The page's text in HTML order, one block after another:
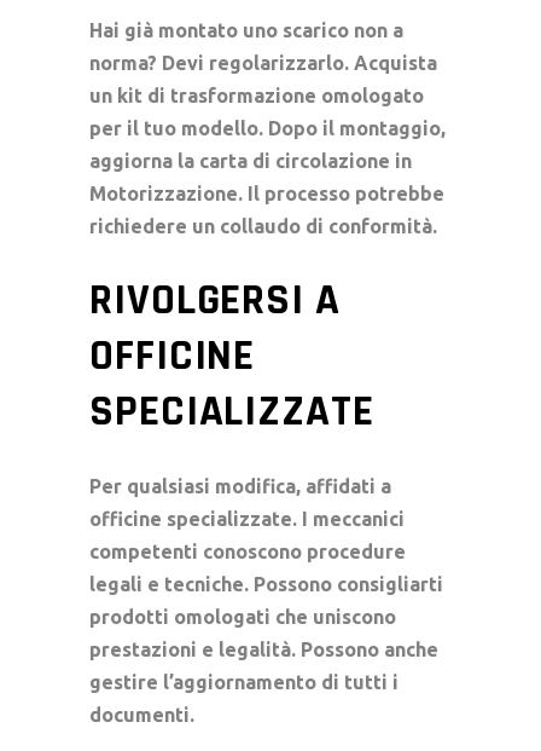
Hai già montato uno scarico non a
norma? Devi regolarizzarlo. Acquista
un kit di trasformazione omologato
per il tuo modello. Dopo il montaggio,
aggiorna la carta di circolazione in
Motorizzazione. Il processo potrebbe
richiedere un collaudo di conformità.
RIVOLGERSI A
OFFICINE
SPECIALIZZATE
Per qualsiasi modifica, affidati a
officine specializzate. I meccanici
competenti conoscono procedure
legali e tecniche. Possono consigliarti
prodotti omologati che uniscono
prestazioni e legalità. Possono anche
gestire l’aggiornamento di tutti i
documenti.